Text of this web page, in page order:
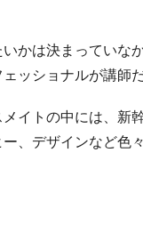
かは決まっていな
ッショナルが講師
イトの中には、新
、デザインなど色